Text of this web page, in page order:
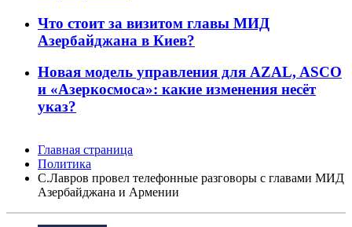
Что стоит за визитом главы МИД
Азербайджана в Киев?
Новая модель управления для AZAL, ASCO
и «Азеркосмоса»: какие изменения несёт
указ?
Главная страница
Политика
C.Лавров провел телефонные разговоры с главами МИД
Азербайджана и Армении